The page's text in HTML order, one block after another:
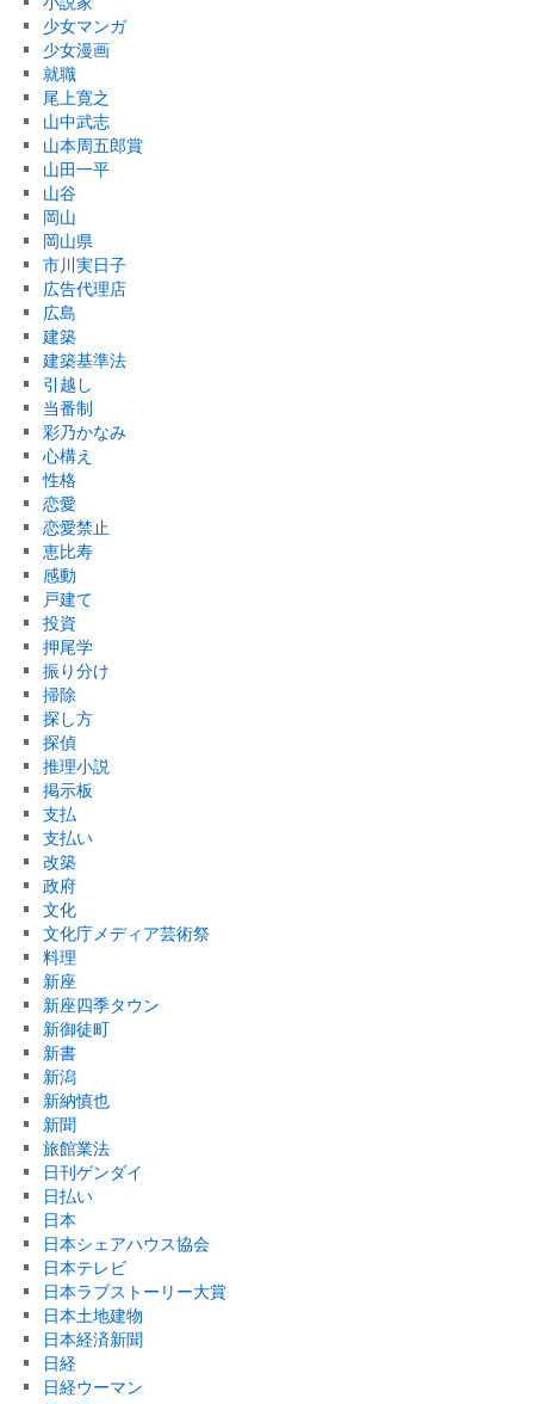
少女マンガ
少女漫画
就職
尾上寛之
山中武志
山本周五郎賞
山田一平
山谷
岡山
岡山県
市川実日子
広告代理店
広島
建築
建築基準法
引越し
当番制
彩乃かなみ
心構え
性格
恋愛
恋愛禁止
恵比寿
感動
戸建て
投資
押尾学
振り分け
掃除
探し方
探偵
推理小説
掲示板
支払
支払い
改築
政府
文化
文化庁メディア芸術祭
料理
新座
新座四季タウン
新御徒町
新書
新潟
新納慎也
新聞
旅館業法
日刊ゲンダイ
日払い
日本
日本シェアハウス協会
日本テレビ
日本ラブストーリー大賞
日本土地建物
日本経済新聞
日経
日経ウーマン